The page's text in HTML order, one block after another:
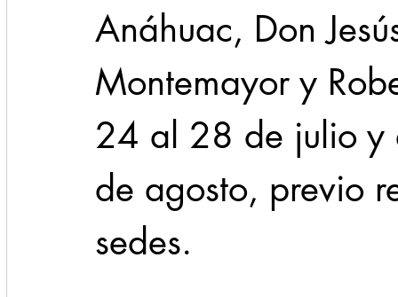
Anáhuac, Don
Montemayor y
24 al 28 de julio
de agosto, previo
sedes.